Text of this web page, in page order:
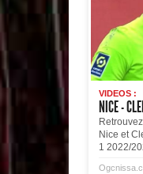
VIDEOS :
NICE -
Nice et
1 2022/